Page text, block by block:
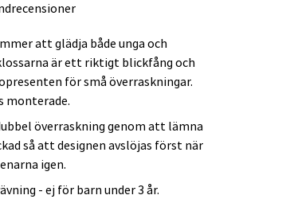
att glädja både unga och
är ett riktigt blickfång och
för små överraskningar.
monterade.
överraskning genom att lämna
så att designen avslöjas först när
igen.
- ej för barn under 3 år.